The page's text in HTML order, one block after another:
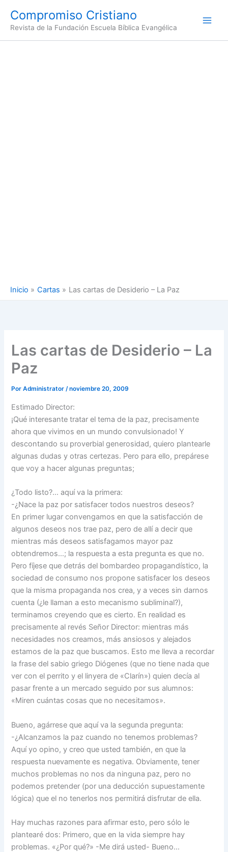
contenido
Compromiso Cristiano
Revista de la Fundación Escuela Bíblica Evangélica
Inicio Cartas Las cartas de Desiderio – La Paz
Las cartas de Desiderio – La
Paz
PorAdministrator/noviembre 20, 2009
Estimado Director:
¡Qué interesante tratar el tema de la paz, precisamente
ahora que vivimos en un mundo convulsionado! Y
descontando su proverbial generosidad, quiero plantearle
algunas dudas y otras certezas. Pero para ello, prepárese
que voy a hacer algunas preguntas;
¿Todo listo?… aquí va la primera:
-¿Nace la paz por satisfacer todos nuestros deseos?
En primer lugar convengamos en que la satisfacción de
algunos deseos nos trae paz, pero de allí a decir que
mientras más deseos satisfagamos mayor paz
obtendremos…; la respuesta a esta pregunta es que no.
Pero fíjese que detrás del bombardeo propagandístico, la
sociedad de consumo nos propone satisfacer los deseos
que la misma propaganda nos crea, y a veces sin darnos
cuenta (¿le llaman a esto mecanismo subliminal?),
terminamos creyendo que es cierto. En realidad es
precisamente al revés Señor Director: mientras más
necesidades nos creamos, más ansiosos y alejados
estamos de la paz que buscamos. Esto me lleva a recordar
la frase del sabio griego Diógenes (que no tiene nada que
ver con el perrito y el linyera de «Clarín») quien decía al
pasar frente a un mercado seguido por sus alumnos:
«Miren cuántas cosas que no necesitamos».
Bueno, agárrese que aquí va la segunda pregunta:
-¿Alcanzamos la paz cuando no tenemos problemas?
Aquí yo opino, y creo que usted también, en que la
respuesta nuevamente es negativa. Obviamente, tener
muchos problemas no nos da ninguna paz, pero no
podemos pretender (por una deducción supuestamente
lógica) que el no tenerlos nos permitirá disfrutar de ella.
Hay muchas razones para afirmar esto, pero sólo le
plantearé dos: Primero, que en la vida siempre hay
problemas. «¿Por qué?» -Me dirá usted- Bueno…